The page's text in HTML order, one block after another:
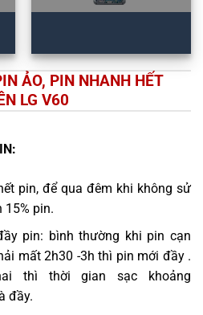
ẢO, PIN NHANH HẾT
LG V60
pin, để qua đêm khi không sử
15% pin.
pin: bình thường khi pin cạn
mất 2h30 -3h thì pin mới đầy .
thì thời gian sạc khoảng
đầy.